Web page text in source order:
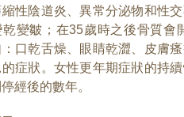
性陰道炎、異常分泌物和性
乾變皺；在35歲時之後骨質
口乾舌燥、眼睛乾澀、皮膚
症狀。女性更年期症狀的持
經後的數年。